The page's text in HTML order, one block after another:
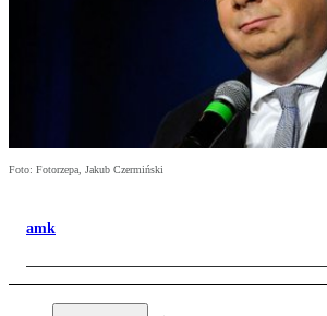
Foto: Fotorzepa, Jakub Czermiński
amk